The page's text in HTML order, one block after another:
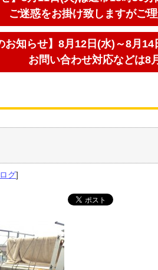
ご迷惑をお掛け致しますがご
お知らせ】8月12日(水)～8月
お問い合わせ対応などは8
グ]